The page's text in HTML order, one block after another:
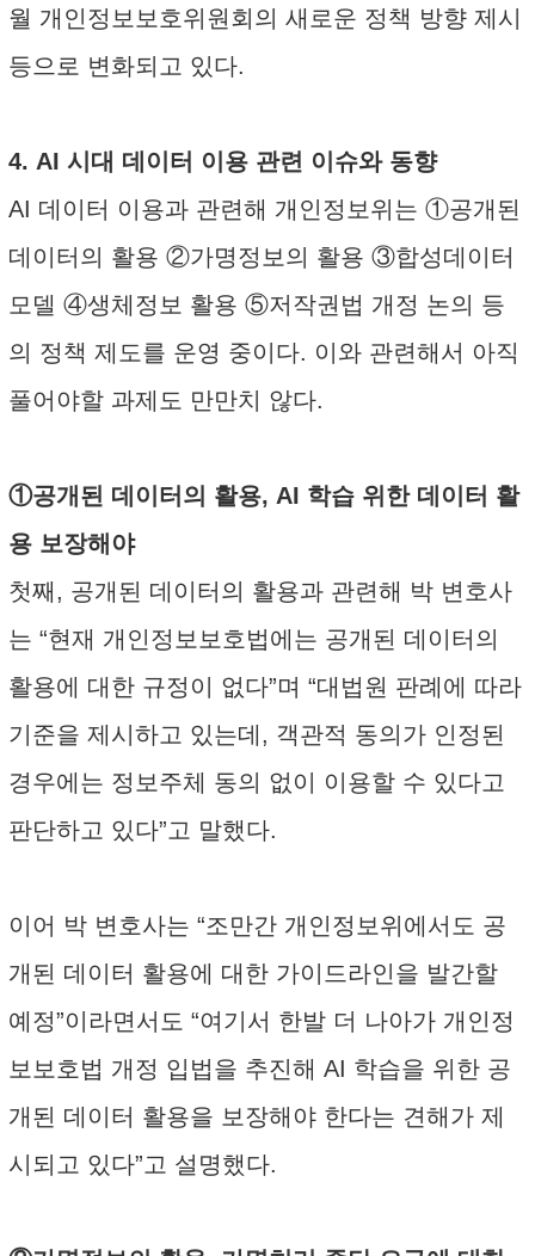
월 개인정보보호위원회의 새로운 정책 방향 제시
등으로 변화되고 있다.
4. AI 시대 데이터 이용 관련 이슈와 동향
AI 데이터 이용과 관련해 개인정보위는 ①공개된
데이터의 활용 ②가명정보의 활용 ③합성데이터
모델 ④생체정보 활용 ⑤저작권법 개정 논의 등
의 정책 제도를 운영 중이다. 이와 관련해서 아직
풀어야할 과제도 만만치 않다.
①공개된 데이터의 활용, AI 학습 위한 데이터 활
용 보장해야
첫째, 공개된 데이터의 활용과 관련해 박 변호사
는 “현재 개인정보보호법에는 공개된 데이터의
활용에 대한 규정이 없다”며 “대법원 판례에 따라
기준을 제시하고 있는데, 객관적 동의가 인정된
경우에는 정보주체 동의 없이 이용할 수 있다고
판단하고 있다”고 말했다.
이어 박 변호사는 “조만간 개인정보위에서도 공
개된 데이터 활용에 대한 가이드라인을 발간할
예정”이라면서도 “여기서 한발 더 나아가 개인정
보보호법 개정 입법을 추진해 AI 학습을 위한 공
개된 데이터 활용을 보장해야 한다는 견해가 제
시되고 있다”고 설명했다.